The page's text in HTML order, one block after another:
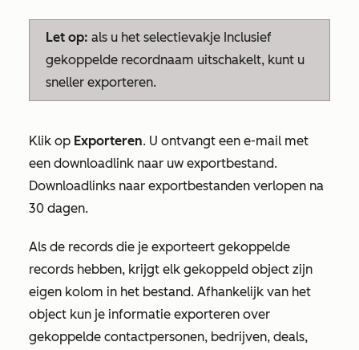
Let op: als u het selectievakje Inclusief
gekoppelde recordnaam uitschakelt, kunt u
sneller exporteren.
Klik op Exporteren. U ontvangt een e-mail met
een downloadlink naar uw exportbestand.
Downloadlinks naar exportbestanden verlopen na
30 dagen.
Als de records die je exporteert gekoppelde
records hebben, krijgt elk gekoppeld object zijn
eigen kolom in het bestand. Afhankelijk van het
object kun je informatie exporteren over
gekoppelde contactpersonen, bedrijven, deals,